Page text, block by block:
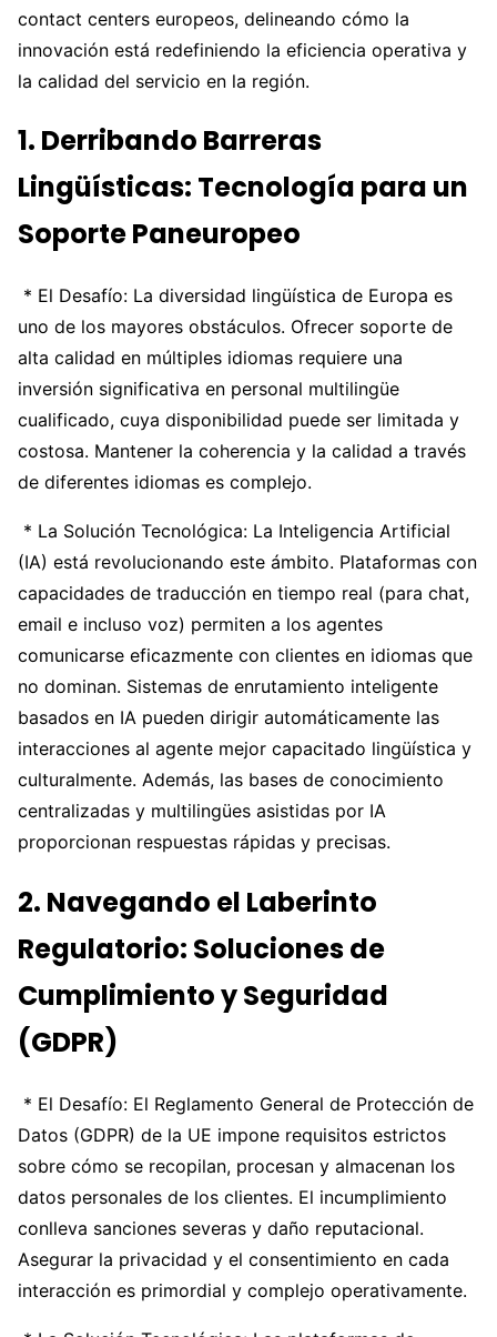
contact centers europeos, delineando cómo la
innovación está redefiniendo la eficiencia operativa y
la calidad del servicio en la región.
1. Derribando Barreras
Lingüísticas: Tecnología para un
Soporte Paneuropeo
* El Desafío: La diversidad lingüística de Europa es
uno de los mayores obstáculos. Ofrecer soporte de
alta calidad en múltiples idiomas requiere una
inversión significativa en personal multilingüe
cualificado, cuya disponibilidad puede ser limitada y
costosa. Mantener la coherencia y la calidad a través
de diferentes idiomas es complejo.
* La Solución Tecnológica: La Inteligencia Artificial
(IA) está revolucionando este ámbito. Plataformas con
capacidades de traducción en tiempo real (para chat,
email e incluso voz) permiten a los agentes
comunicarse eficazmente con clientes en idiomas que
no dominan. Sistemas de enrutamiento inteligente
basados en IA pueden dirigir automáticamente las
interacciones al agente mejor capacitado lingüística y
culturalmente. Además, las bases de conocimiento
centralizadas y multilingües asistidas por IA
proporcionan respuestas rápidas y precisas.
2. Navegando el Laberinto
Regulatorio: Soluciones de
Cumplimiento y Seguridad
(GDPR)
* El Desafío: El Reglamento General de Protección de
Datos (GDPR) de la UE impone requisitos estrictos
sobre cómo se recopilan, procesan y almacenan los
datos personales de los clientes. El incumplimiento
conlleva sanciones severas y daño reputacional.
Asegurar la privacidad y el consentimiento en cada
interacción es primordial y complejo operativamente.